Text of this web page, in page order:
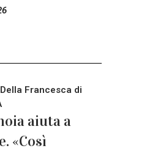
Francesca di
aiuta a
«Così